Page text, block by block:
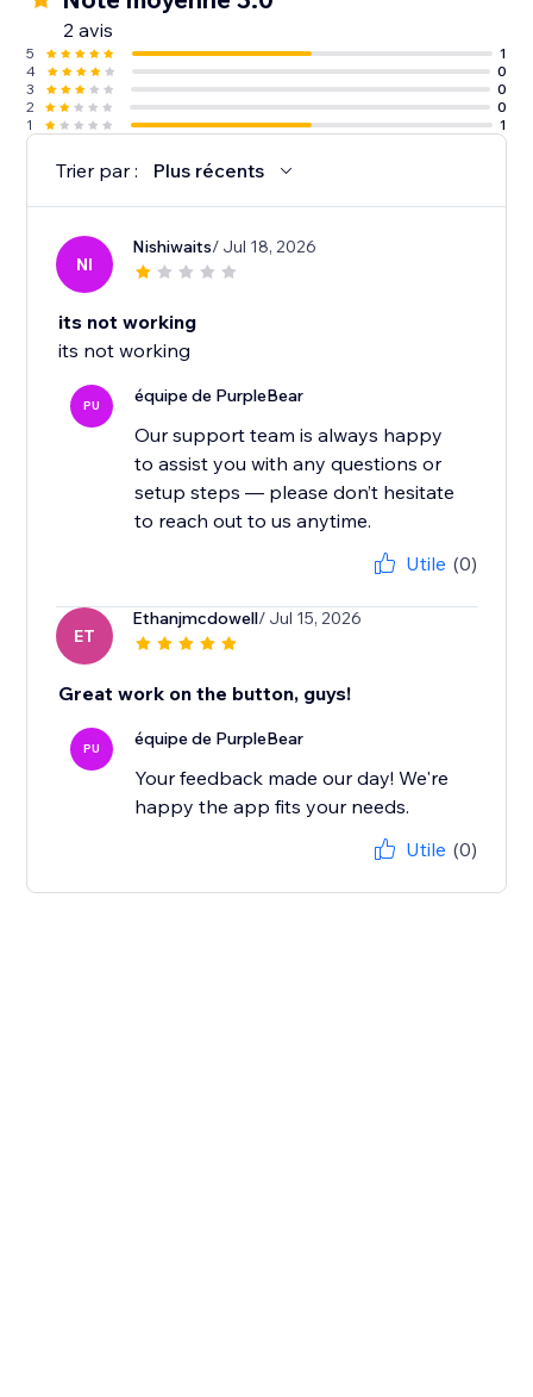
2 avis
5
1
4
0
3
0
2
0
1
1
Trier par : Plus récents
NI
Nishiwaits/ Jul 18, 2026
its not working
its not working
PU équipe de PurpleBear
Our support team is always happy
to assist you with any questions or
setup steps — please don’t hesitate
to reach out to us anytime.
Utile (0)
ET
Ethanjmcdowell/ Jul 15, 2026
Great work on the button, guys!
PU équipe de PurpleBear
Your feedback made our day! We're
happy the app fits your needs.
Utile (0)